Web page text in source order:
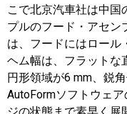
こで北京汽車社は中国
プルのフード・アセン
は、フードにはロール
ヘム幅は、フラットな
円形領域が6 mm、鋭
AutoFormソフトウェ